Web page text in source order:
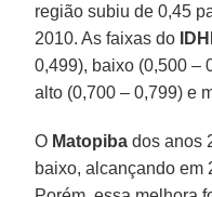
região subiu de 0,45
2010. As faixas do
0,499), baixo (0,500 –
alto (0,700 – 0,799) e
O Matopiba dos anos
baixo, alcançando em